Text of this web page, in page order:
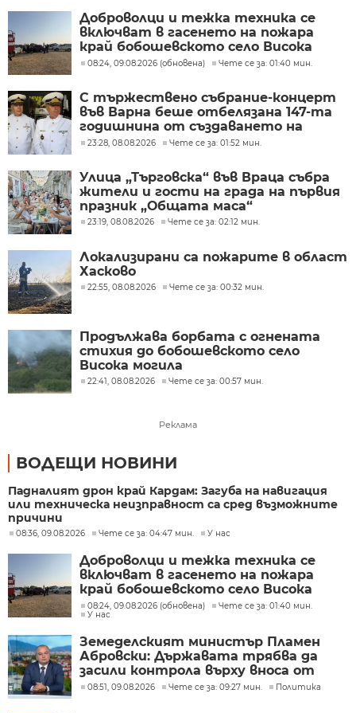
Доброволци и тежка техника се
включват в гасенето на пожара
край бобошевското село Висока
могила
08:24, 09.08.2026 (обновена) Чете се за: 01:40 мин.
С тържествено събрание-концерт
във Варна беше отбелязана 147-та
годишнина от създаването на
Военноморските сили
23:28, 08.08.2026 Чете се за: 01:52 мин.
Улица „Търговска“ във Враца събра
жители и гости на града на първия
празник „Общата маса“
23:19, 08.08.2026 Чете се за: 02:12 мин.
Локализирани са пожарите в област
Хасково
22:55, 08.08.2026 Чете се за: 00:32 мин.
Продължава борбата с огнената
стихия до бобошевското село
Висока могила
22:41, 08.08.2026 Чете се за: 00:57 мин.
Реклама
ВОДЕЩИ НОВИНИ
Падналият дрон край Кардам: Загуба на навигация
или техническа неизправност са сред възможните
причини
08:36, 09.08.2026 Чете се за: 04:47 мин. У нас
Доброволци и тежка техника се
включват в гасенето на пожара
край бобошевското село Висока
могила
08:24, 09.08.2026 (обновена)
Чете се за: 01:40 мин.
У нас
Земеделският министър Пламен
Абровски: Държавата трябва да
засили контрола върху вноса от
трети страни
08:51, 09.08.2026 Чете се за: 09:27 мин. Политика